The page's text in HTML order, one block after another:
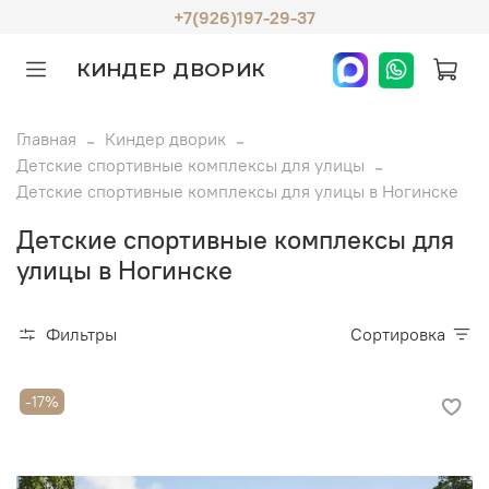
+7(926)197-29-37
КИНДЕР ДВОРИК
Главная
Киндер дворик
Детские спортивные комплексы для улицы
Детские спортивные комплексы для улицы в Ногинске
Детские спортивные комплексы для
улицы в Ногинске
Фильтры Сортировка
-17%